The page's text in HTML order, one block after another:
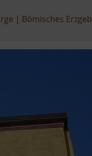
Bömisches